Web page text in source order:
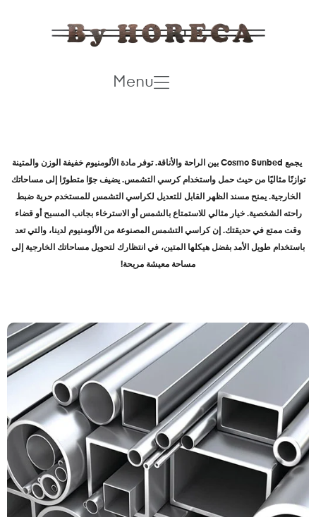
Menu
يجمع
بين الراحة والأناقة. توفر مادة الألومنيوم خفيفة الوزن والمتينة
توازنًا مثاليًا من حيث حمل واستخدام كرسي التشمس. يضيف جوًا متطورًا إلى مساحاتك
الخارجية. يمنح مسند الظهر القابل للتعديل لكراسي التشمس للمستخدم حرية ضبط
راحته الشخصية. خيار مثالي للاستمتاع بالشمس أو الاسترخاء بجانب المسبح أو قضاء
وقت ممتع في حديقتك. إن كراسي التشمس المصنوعة من الألومنيوم لدينا، والتي تعد
باستخدام طويل الأمد بفضل هيكلها المتين، في انتظارك لتحويل مساحاتك الخارجية إلى
مساحة معيشة مريحة!